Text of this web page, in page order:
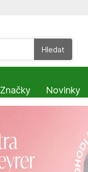
Hledat
Značky Novinky